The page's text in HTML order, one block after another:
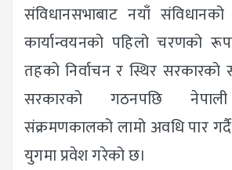
संविधानसभाबाट नयाँ
कार्यान्वयनको पहिलो चरणको
तहको निर्वाचन र स्थिर सरकारको
सरकारको गठनपछि नेपाली
संक्रमणकालको लामो अवधि पार
युगमा प्रवेश गरेको छ।